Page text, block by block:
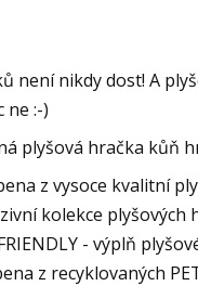
není nikdy dost! A
ne :-)
plyšová hračka kůň
z vysoce kvalitní
kolekce plyšových
- výplň
z recyklovaných